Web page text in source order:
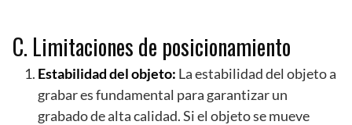
C. Limitaciones de posicionamiento
Estabilidad del objeto: La estabilidad del objeto a
grabar es fundamental para garantizar un
grabado de alta calidad. Si el objeto se mueve